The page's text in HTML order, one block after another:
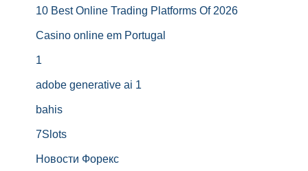
10 Best Online Trading Platforms Of 2026
Casino online em Portugal
1
adobe generative ai 1
bahis
7Slots
Новости Форекс